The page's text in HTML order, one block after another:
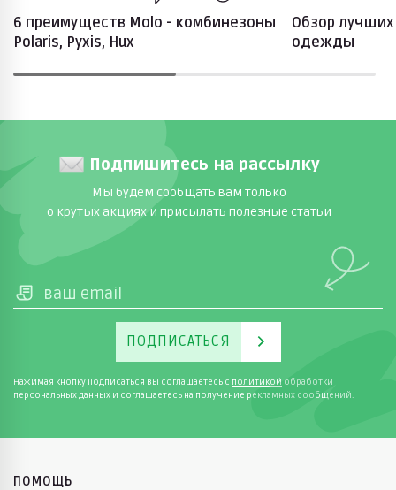
6 преимуществ Molo - комбинезоны
Polaris, Pyxis, Hux
Обзор
одежды
Подпишитесь на рассылку
Мы будем сообщать вам только
о крутых акциях и присылать полезные статьи
ПОДПИСАТЬСЯ
Нажимая кнопку Подписаться вы соглашаетесь с политикой обработки
персональных данных и соглашаетесь на получение рекламных сообщений.
ПОМОЩЬ